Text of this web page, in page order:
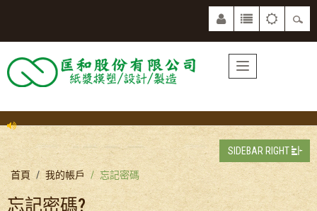
SIDEBAR RIGHT
首頁 我的帳戶 忘記密碼
忘記密碼?